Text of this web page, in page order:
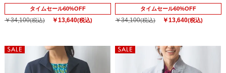
ーラードジャケット
タイムセール60%OFF
￥34,100(税込) ￥13,640(税込)
チスタンドジャケット
タイムセール60%OFF
￥34,100(税込) ￥13,640(税込)